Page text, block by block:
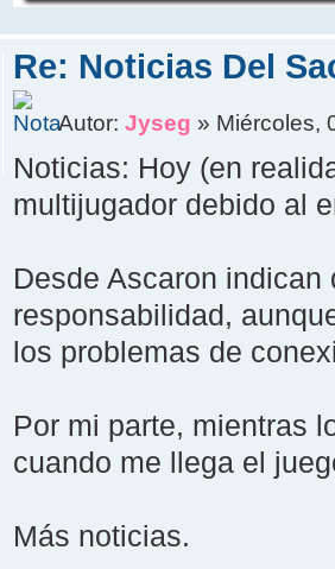
Re: Noticias Del
Autor:Jyseg » Miércoles,
Noticias: Hoy (en
multijugador debido al
Desde Ascaron
responsabilidad,
los problemas de
Por mi parte, mientras
cuando me llega el
Más noticias.